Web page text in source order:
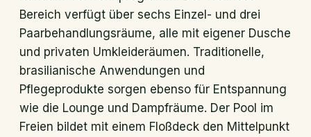
Bereich verfügt über sechs Einzel- und drei
Paarbehandlungsräume, alle mit eigener Dusche
und privaten Umkleideräumen. Traditionelle,
brasilianische Anwendungen und
Pflegeprodukte sorgen ebenso für Entspannung
wie die Lounge und Dampfräume. Der Pool im
Freien bildet mit einem Floßdeck den Mittelpunkt